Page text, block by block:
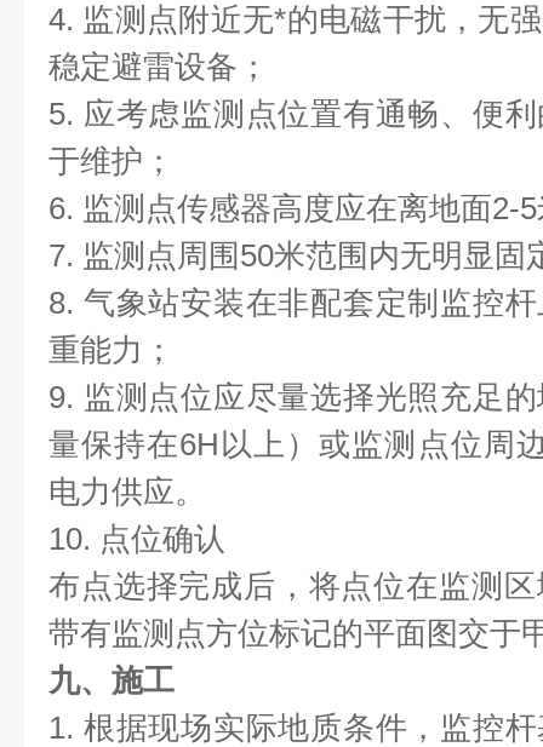
4. 监测点附近无*的电磁干扰，无
稳定避雷设备；
5. 应考虑监测点位置有通畅、便
于维护；
6. 监测点传感器高度应在离地面2-
7. 监测点周围50米范围内无明显固
8. 气象站安装在非配套定制监控
重能力；
9. 监测点位应尽量选择光照充足
量保持在6H以上）或监测点位周
电力供应。
10. 点位确认
布点选择完成后，将点位在监测
带有监测点方位标记的平面图交于
九、施工
1. 根据现场实际地质条件，监控